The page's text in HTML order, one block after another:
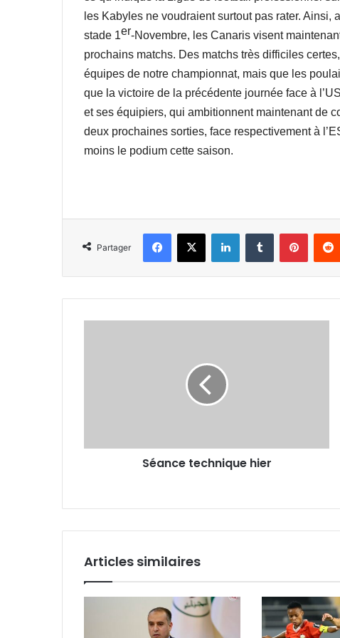
les Kabyles ne voudraient surtout pas rater. Ainsi,
stade 1er-Novembre, les Canaris visent
prochains matchs. Des matchs très difficiles
équipes de notre championnat, mais que les
que la victoire de la précédente journée face à
et ses équipiers, qui ambitionnent maintenant de
deux prochaines sorties, face respectivement à
moins le podium cette saison.
Partager
Facebook
X LinkedinTumblr
Séance technique hier
Articles similaires